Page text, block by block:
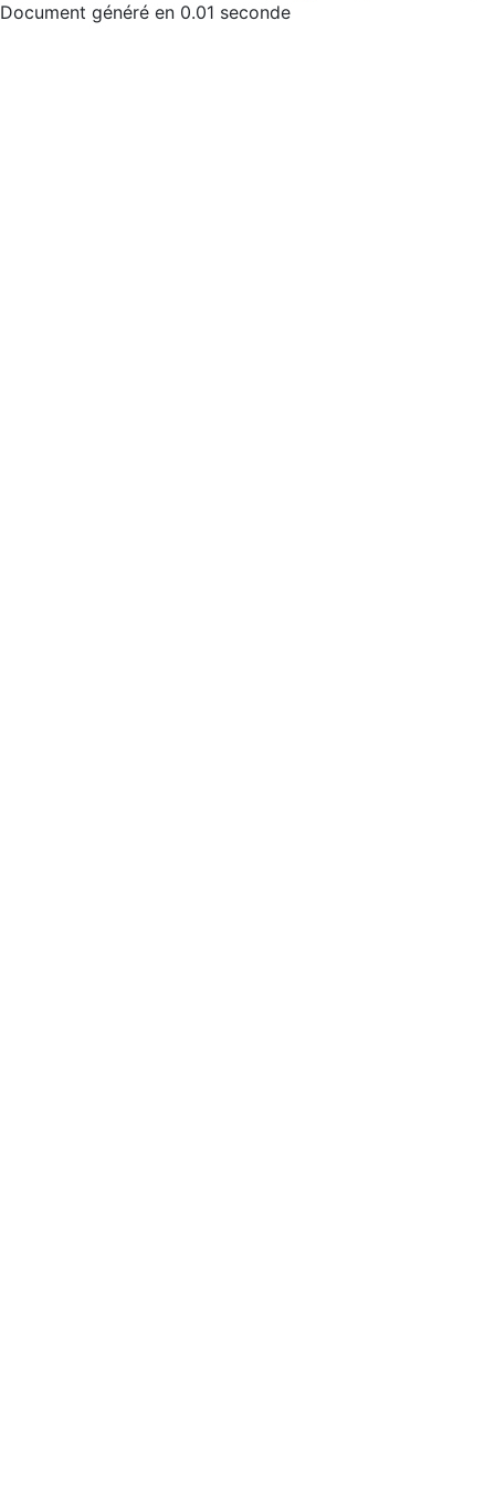
Document généré en 0.01 seconde